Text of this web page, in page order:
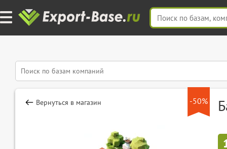
-50%
Вернуться в магазин